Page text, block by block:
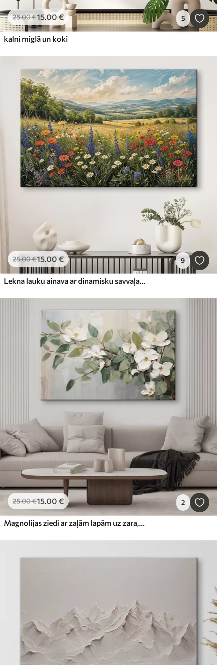
25.00€15.00 € 5
kalni miglā un koki
25.00€15.00 € 9
Lekna lauku ainava ar dinamisku savvaļas ziedu pļavu, kas piepildīta ar krāsainiem ziediem zem mākoņainām debesīm
25.00€15.00 € 2
Magnolijas ziedi ar zaļām lapām uz zara, impasto tekstūras stils, maiga krāsu palete